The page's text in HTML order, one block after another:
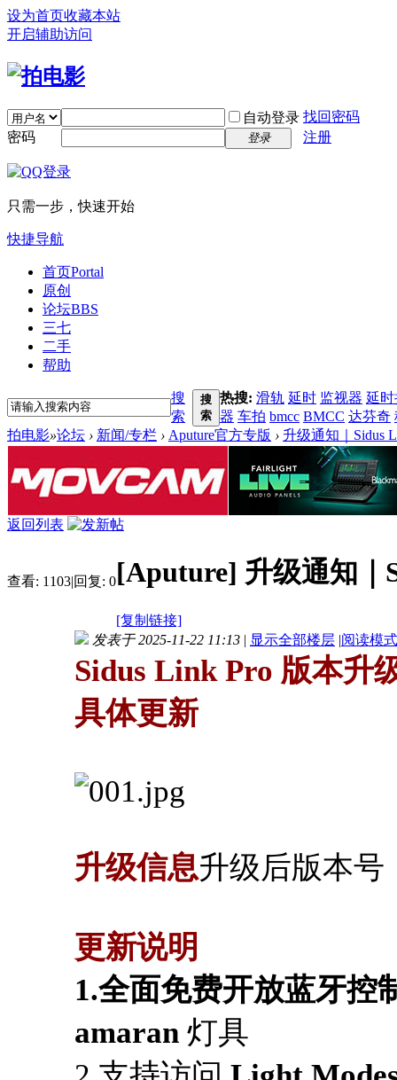
设为首页收藏本站
开启辅助访问
自动登录 找回密码
密码
登录 注册
只需一步，快速开始
快捷导航
首页Portal
原创
论坛BBS
三七
二手
帮助
搜
索
搜
索
热搜: 滑轨 延时 监视器 延
器 车拍 bmcc BMCC 达芬奇
拍电影»论坛 › 新闻/专栏 › Aputure官方专版 › 升级通知｜Sidus
返回列表
查看: 1103|回复: 0[Aputure] 升级通知｜
[复制链接]
发表于 2025-11-22 11:13 | 显示全部楼层 |阅读模式
Sidus Link Pro 版本升
具体更新
升级信息升级后版本号
更新说明
1.全面免费开放蓝牙控
amaran 灯具